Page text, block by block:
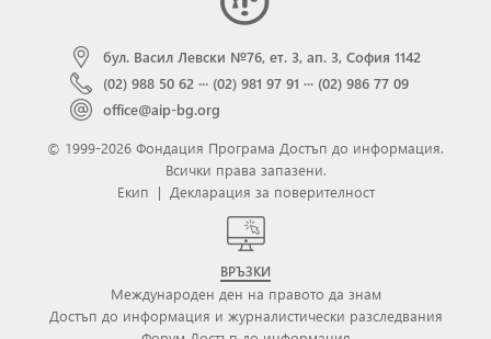
бул. Васил Левски №76, ет. 3, ап. 3, София 1142
(02) 988 50 62 ··· (02) 981 97 91 ··· (02) 986 77 09
office@aip-bg.org
© 1999-2026 Фондация Програма Достъп до информация.
Всички права запазени.
Екип | Декларация за поверителност
ВРЪЗКИ
Международен ден на правото да знам
Достъп до информация и журналистически разследвания